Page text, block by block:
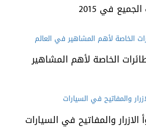
في 2015
الخاصة لأهم المشاهير
والمفاتيح في السيارات